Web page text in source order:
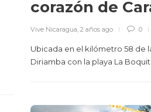
corazón de
Vive Nicaragua 2 años ago 0
Ubicada en el kilómetro 58 de
Diriamba con la playa La